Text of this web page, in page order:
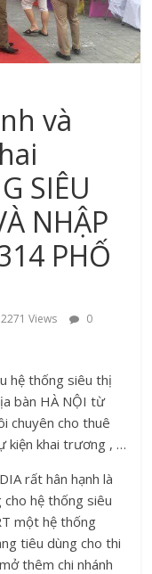
và
SIÊU
NHẬP
PHỐ
2271 Views
0
hệ thống siêu thị
bàn HÀ NỘI từ
chuyên cho thuê
kiện khai trương , …
rất hân hạnh là
hệ thống siêu
một hệ thống
tiêu dùng cho thi
thêm chi nhánh